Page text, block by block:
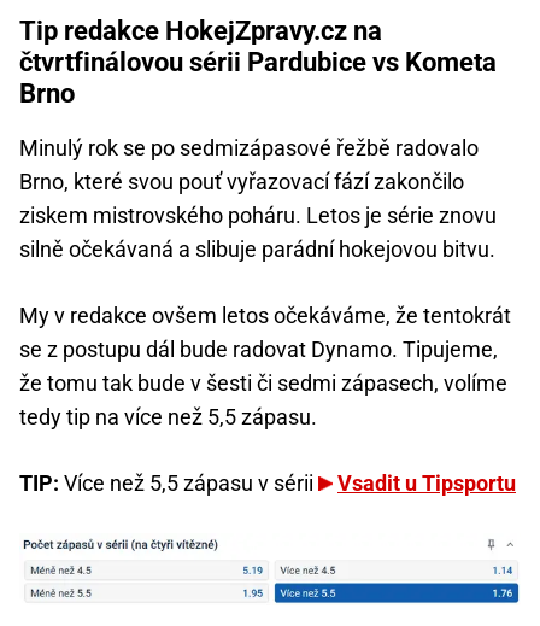
Tip redakce HokejZpravy.cz na
čtvrtfinálovou sérii Pardubice vs Kometa
Brno
Minulý rok se po sedmizápasové řežbě radovalo
Brno, které svou pouť vyřazovací fází zakončilo
ziskem mistrovského poháru. Letos je série znovu
silně očekávaná a slibuje parádní hokejovou bitvu.
My v redakce ovšem letos očekáváme, že tentokrát
se z postupu dál bude radovat Dynamo. Tipujeme,
že tomu tak bude v šesti či sedmi zápasech, volíme
tedy tip na více než 5,5 zápasu.
TIP: Více než 5,5 zápasu v sérii Vsadit u Tipsportu